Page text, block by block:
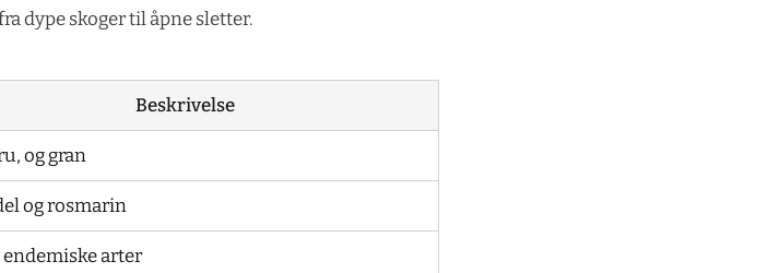
dype skoger til åpne sletter.
Beskrivelse
og gran
og rosmarin
endemiske arter